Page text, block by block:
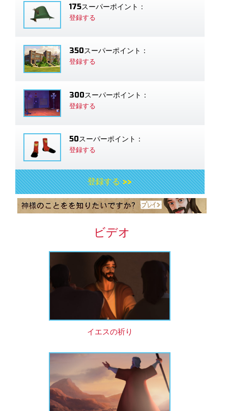
175スーパーポイント：
登録する
350スーパーポイント：
登録する
300スーパーポイント：
登録する
50スーパーポイント：
登録する
登録する >>
ビデオ
イエスの祈り